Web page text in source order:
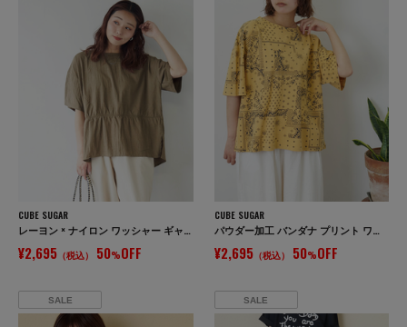
CUBE SUGAR
レーヨン × ナイロン ワッシャー ギャザー プルオーバー ブラウス
¥2,695 （税込） 50%OFF
CUBE SUGAR
パウダー加工 バンダナ プリント ワイド Tシャツ
¥2,695（税込） 50%OFF
SALE SALE